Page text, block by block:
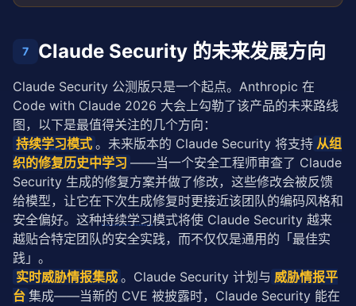
7 Claude Security 的未来发展方向
Claude Security 公测版只是一个起点。Anthropic 在
Code with Claude 2026 大会上勾勒了该产品的未来路线
图，以下是最值得关注的几个方向：
持续学习模式 。未来版本的 Claude Security 将支持 从组
织的修复历史中学习 ——当一个安全工程师审查了 Claude
Security 生成的修复方案并做了修改，这些修改会被反馈
给模型，让它在下次生成修复时更接近该团队的编码风格和
安全偏好。这种持续学习模式将使 Claude Security 越来
越贴合特定团队的安全实践，而不仅仅是通用的「最佳实
践」。
实时威胁情报集成 。Claude Security 计划与 威胁情报平
台 集成——当新的 CVE 被披露时，Claude Security 能在